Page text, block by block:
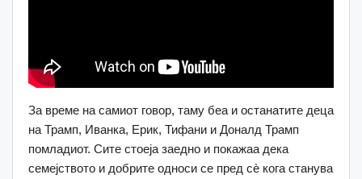
За време на самиот говор, таму беа и останатите деца
на Трамп, Иванка, Ерик, Тифани и Доналд Трамп
помладиот. Сите стоеја заедно и покажаа дека
семејството и добрите односи се пред сè кога станува